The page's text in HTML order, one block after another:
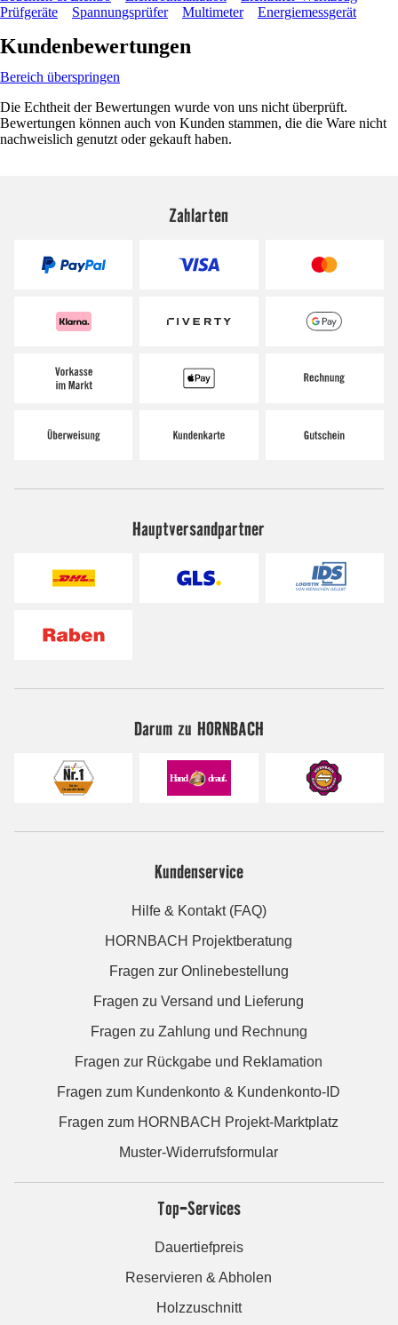
Prüfgeräte
Spannungsprüfer Multimeter Energiemessgerät
Kundenbewertungen
Bereich überspringen
Die Echtheit der Bewertungen wurde von uns nicht überprüft.
Bewertungen können auch von Kunden stammen, die die Ware nicht
nachweislich genutzt oder gekauft haben.
Zahlarten
Hauptversandpartner
Darum zu HORNBACH
Kundenservice
Hilfe & Kontakt (FAQ)
HORNBACH Projektberatung
Fragen zur Onlinebestellung
Fragen zu Versand und Lieferung
Fragen zu Zahlung und Rechnung
Fragen zur Rückgabe und Reklamation
Fragen zum Kundenkonto & Kundenkonto-ID
Fragen zum HORNBACH Projekt-Marktplatz
Muster-Widerrufsformular
Top-Services
Dauertiefpreis
Reservieren & Abholen
Holzzuschnitt